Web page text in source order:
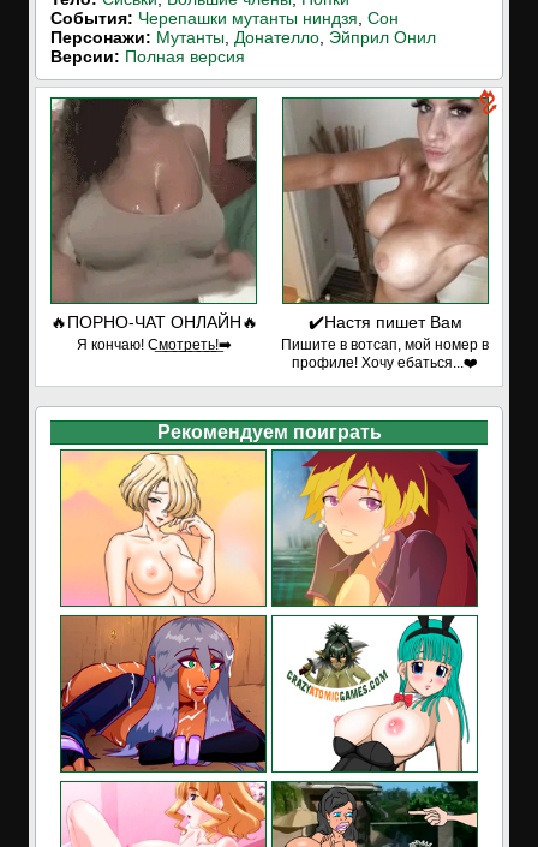
События: Черепашки мутанты ниндзя Сон
Персонажи: Мутанты Донателло Эйприл Онил
Версии: Полная версия
🔥ПОРНО-ЧАТ ОНЛАЙН🔥
Я кончаю! С͟м͟о͟т͟р͟е͟т͟ь͟!➡️
✔️Настя пишет Вам
Пишите в вотсап, мой номер в
профиле! Хочу ебаться...❤️
Рекомендуем поиграть